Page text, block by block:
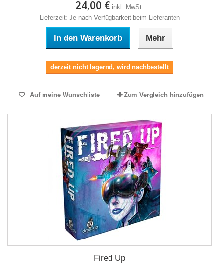
24,00 € inkl. MwSt.
Lieferzeit: Je nach Verfügbarkeit beim Lieferanten
In den Warenkorb Mehr
derzeit nicht lagernd, wird nachbestellt
Auf meine Wunschliste Zum Vergleich hinzufügen
Fired Up